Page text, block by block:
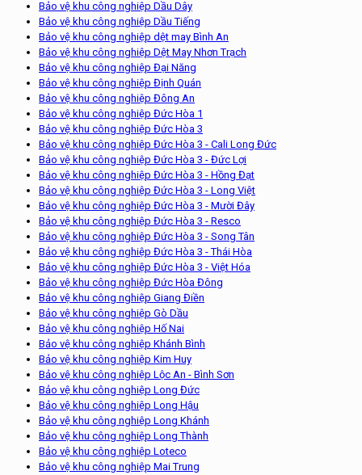
Bảo vệ khu công nghiệp Dầu Dây
Bảo vệ khu công nghiệp Dầu Tiếng
Bảo vệ khu công nghiệp dệt may Bình An
Bảo vệ khu công nghiệp Dệt May Nhơn Trạch
Bảo vệ khu công nghiệp Đại Năng
Bảo vệ khu công nghiệp Định Quán
Bảo vệ khu công nghiệp Đông An
Bảo vệ khu công nghiệp Đức Hòa 1
Bảo vệ khu công nghiệp Đức Hòa 3
Bảo vệ khu công nghiệp Đức Hòa 3 - Cali Long Đức
Bảo vệ khu công nghiệp Đức Hòa 3 - Đức Lợi
Bảo vệ khu công nghiệp Đức Hòa 3 - Hồng Đạt
Bảo vệ khu công nghiệp Đức Hòa 3 - Long Việt
Bảo vệ khu công nghiệp Đức Hòa 3 - Mười Đây
Bảo vệ khu công nghiệp Đức Hòa 3 - Resco
Bảo vệ khu công nghiệp Đức Hòa 3 - Song Tân
Bảo vệ khu công nghiệp Đức Hòa 3 - Thái Hòa
Bảo vệ khu công nghiệp Đức Hòa 3 - Việt Hóa
Bảo vệ khu công nghiệp Đức Hòa Đông
Bảo vệ khu công nghiệp Giang Điền
Bảo vệ khu công nghiệp Gò Dầu
Bảo vệ khu công nghiệp Hố Nai
Bảo vệ khu công nghiệp Khánh Bình
Bảo vệ khu công nghiệp Kim Huy
Bảo vệ khu công nghiệp Lộc An - Bình Sơn
Bảo vệ khu công nghiệp Long Đức
Bảo vệ khu công nghiệp Long Hậu
Bảo vệ khu công nghiệp Long Khánh
Bảo vệ khu công nghiệp Long Thành
Bảo vệ khu công nghiệp Loteco
Bảo vệ khu công nghiệp Mai Trung